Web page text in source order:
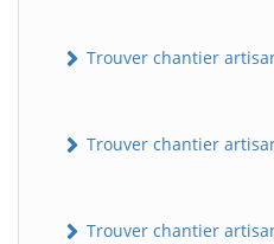
Trouver chantier
Trouver chantier
Trouver chantier